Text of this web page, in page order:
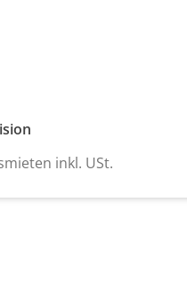
inkl. USt.